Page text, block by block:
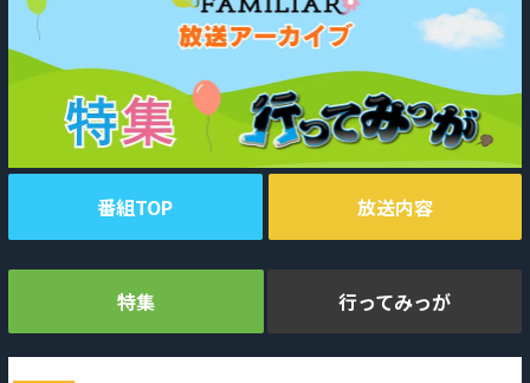
かごしまソロ活
It推しTV
番組表を見る
番組TOP 放送内容
特集 行ってみっが